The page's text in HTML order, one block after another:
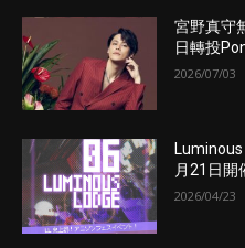
宮野真守
日轉投
2026/07/03
月21日
2026/04/23